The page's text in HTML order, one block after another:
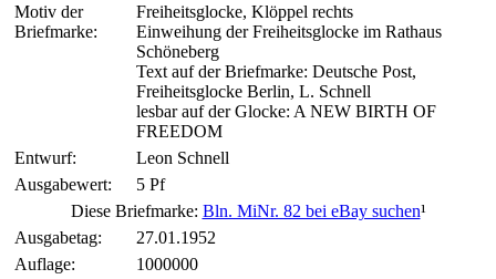
Motiv der
Briefmarke:
Freiheitsglocke, Klöppel rechts
Einweihung der Freiheitsglocke im Rathaus
Schöneberg
Text auf der Briefmarke: Deutsche Post,
Freiheitsglocke Berlin, L. Schnell
lesbar auf der Glocke: A NEW BIRTH OF
FREEDOM
Entwurf:
Leon Schnell
Ausgabewert:
5 Pf
Diese Briefmarke: Bln. MiNr. 82 bei eBay suchen¹
Ausgabetag:
27.01.1952
Auflage:
1000000